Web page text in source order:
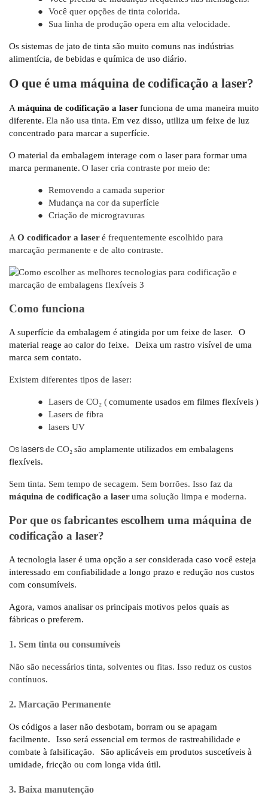
●
Você quer opções de tinta colorida.
●
Sua linha de produção opera em alta velocidade.
Os sistemas de jato de tinta são muito comuns nas indústrias
alimentícia, de bebidas e química de uso diário.
O que é uma máquina de codificação a laser?
Amáquina de codificação a laserfunciona de uma maneira muito
diferente. Ela não usa tinta. Em vez disso, utiliza um feixe de luz
concentrado para marcar a superfície.
O material da embalagem interage com o laser para formar uma
marca permanente. O laser cria contraste por meio de:
●
Removendo a camada superior
●
Mudança na cor da superfície
●
Criação de microgravuras
AO codificador a laseré frequentemente escolhido para
marcação permanente e de alto contraste.
Como funciona
A superfície da embalagem é atingida por um feixe de laser.
O
material reage ao calor do feixe.
Deixa um rastro visível de uma
marca sem contato.
Existem diferentes tipos de laser:
● Lasers de CO₂ (comumente usados ​​em filmes flexíveis)
●
Lasers de fibra
●
lasers UV
Os lasersde CO₂são amplamente utilizados em embalagens
flexíveis.
Sem tinta. Sem tempo de secagem. Sem borrões. Isso faz da
máquina de codificação a laseruma solução limpa e moderna.
Por que os fabricantes escolhem uma máquina de
codificação a laser?
A tecnologia laser é uma opção a ser considerada caso você esteja
interessado em confiabilidade a longo prazo e redução nos custos
com consumíveis.
Agora, vamos analisar os principais motivos pelos quais as
fábricas o preferem.
1. Sem tinta ou consumíveis
Não são necessários tinta, solventes ou fitas. Isso reduz os custos
contínuos.
2. Marcação Permanente
Os códigos a laser não desbotam, borram ou se apagam
facilmente.
Isso será essencial em termos de rastreabilidade e
combate à falsificação.
São aplicáveis ​​em produtos suscetíveis à
umidade, fricção ou com longa vida útil.
3. Baixa manutenção